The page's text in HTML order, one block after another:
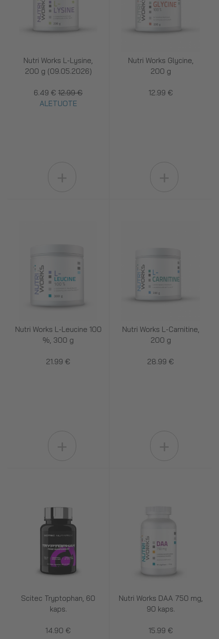
Nutri Works L-Lysine,
200 g (09.05.2026)
6.49 € 12.99 €
ALETUOTE
Nutri Works Glycine,
200 g
12.99 €
Nutri Works L-Leucine 100
%, 300 g
21.99 €
Nutri Works L-Carnitine,
200 g
28.99 €
Scitec Tryptophan, 60
kaps.
14.90 €
Nutri Works DAA 750 mg,
90 kaps.
15.99 €